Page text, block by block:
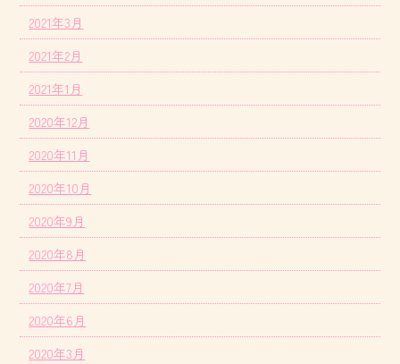
2021年3月
2021年2月
2021年1月
2020年12月
2020年11月
2020年10月
2020年9月
2020年8月
2020年7月
2020年6月
2020年3月